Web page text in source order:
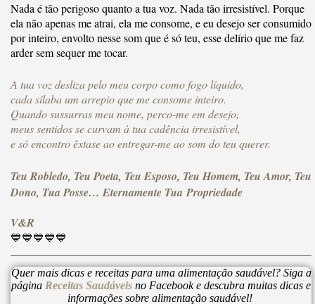
Nada é tão perigoso quanto a tua voz. Nada tão irresistível. Porque
ela não apenas me atrai, ela me consome, e eu desejo ser consumido
por inteiro, envolto nesse som que é só teu, esse delírio que me faz
arder sem sequer me tocar.
A tua voz desliza pelo meu corpo como fogo líquido,
cada sílaba um arrepio que me consome inteiro.
Quando sussurras meu nome, perco-me em desejo,
meus sentidos se curvam à tua cadência irresistível,
e só encontro êxtase ao entregar-me ao som do teu querer.
Teu Robledo, Teu Poeta, Teu Esposo, Teu Homem, Teu Amor, Teu
Dono, Tua Posse… Eternamente Tua Propriedade
V&R
💙💙💙💙💙
Quer mais dicas e receitas para uma alimentação saudável? Siga a
página Receitas Saudáveis no Facebook e descubra muitas dicas e
informações sobre alimentação saudável!